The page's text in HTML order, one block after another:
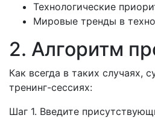
Технологические
Мировые тренды в
2. Алгоритм
Как всегда в таких
тренинг-сессиях:
Шаг 1. Введите